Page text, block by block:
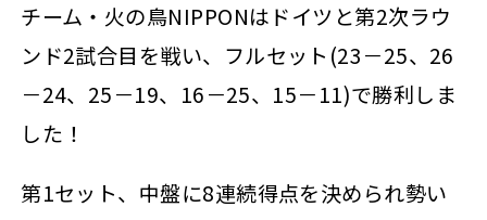
チーム・火の鳥NIPPONはドイツと第2次ラウ
ンド2試合目を戦い、フルセット(23－25、26
－24、25－19、16－25、15－11)で勝利しま
した！
第1セット、中盤に8連続得点を決められ勢い